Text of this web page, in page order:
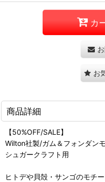
カ
お
商品詳細
【50%OFF/SALE】
Wilton社製/ガム＆フォンダン
シュガークラフト用
ヒトデや貝殻・サンゴのモチ